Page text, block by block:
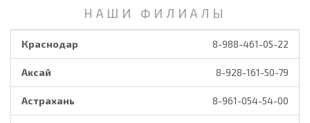
НАШИ ФИЛИАЛЫ
Краснодар 8-988-461-05-22
Аксай 8-928-161-50-79
Астрахань 8-961-054-54-00